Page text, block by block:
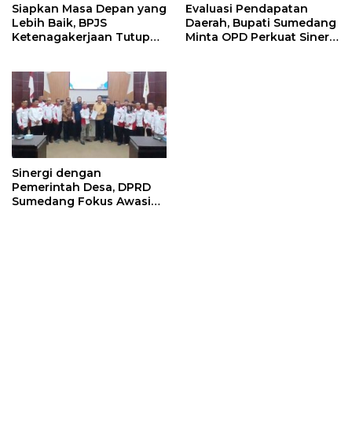
Siapkan Masa Depan yang
Lebih Baik, BPJS
Ketenagakerjaan Tutup
Evaluasi Pendapatan
Daerah, Bupati Sumedang
Minta OPD Perkuat Sinergi
Sinergi dengan
Pemerintah Desa, DPRD
Sumedang Fokus Awasi